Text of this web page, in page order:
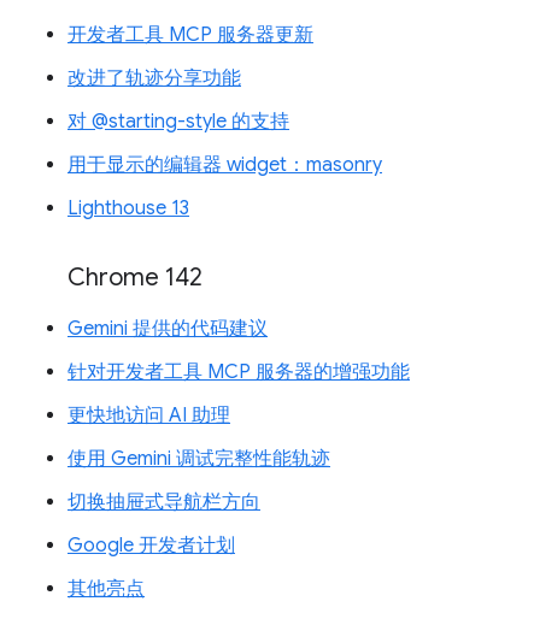
开发者工具 MCP 服务器更新
改进了轨迹分享功能
对 @starting-style 的支持
用于显示的编辑器 widget：masonry
Lighthouse 13
Chrome 142
Gemini 提供的代码建议
针对开发者工具 MCP 服务器的增强功能
更快地访问 AI 助理
使用 Gemini 调试完整性能轨迹
切换抽屉式导航栏方向
Google 开发者计划
其他亮点